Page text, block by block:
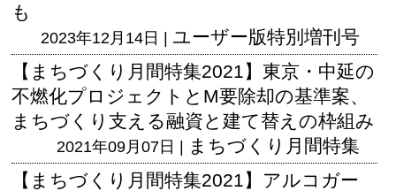
も
2023年12月14日 | ユーザー版特別増刊号
【まちづくり月間特集2021】東京・中延の
不燃化プロジェクトとM要除却の基準案、
まちづくり支える融資と建て替えの枠組み
2021年09月07日 | まちづくり月間特集
【まちづくり月間特集2021】アルコガー